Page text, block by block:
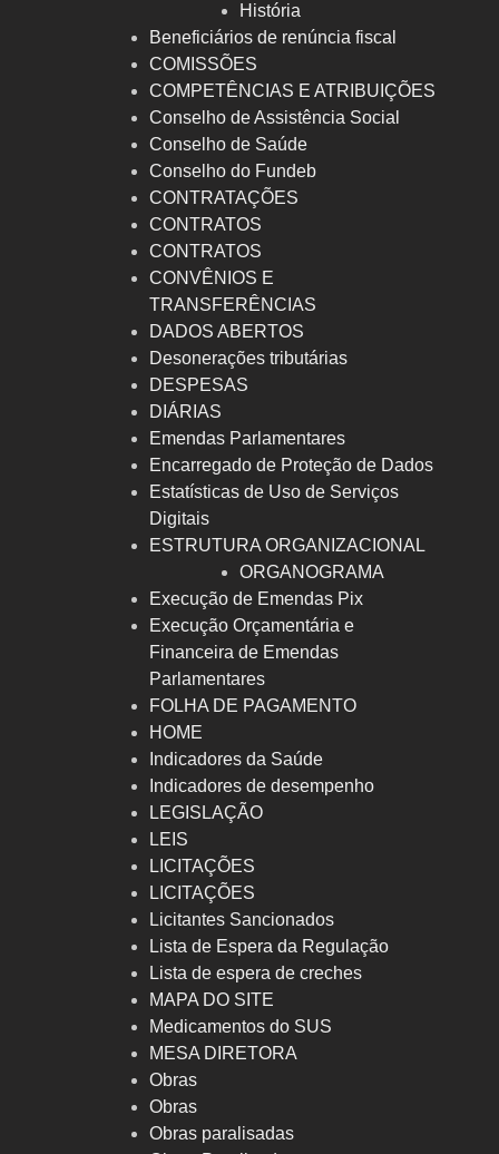
História
Beneficiários de renúncia fiscal
COMISSÕES
COMPETÊNCIAS E ATRIBUIÇÕES
Conselho de Assistência Social
Conselho de Saúde
Conselho do Fundeb
CONTRATAÇÕES
CONTRATOS
CONTRATOS
CONVÊNIOS E
TRANSFERÊNCIAS
DADOS ABERTOS
Desonerações tributárias
DESPESAS
DIÁRIAS
Emendas Parlamentares
Encarregado de Proteção de Dados
Estatísticas de Uso de Serviços
Digitais
ESTRUTURA ORGANIZACIONAL
ORGANOGRAMA
Execução de Emendas Pix
Execução Orçamentária e
Financeira de Emendas
Parlamentares
FOLHA DE PAGAMENTO
HOME
Indicadores da Saúde
Indicadores de desempenho
LEGISLAÇÃO
LEIS
LICITAÇÕES
LICITAÇÕES
Licitantes Sancionados
Lista de Espera da Regulação
Lista de espera de creches
MAPA DO SITE
Medicamentos do SUS
MESA DIRETORA
Obras
Obras
Obras paralisadas